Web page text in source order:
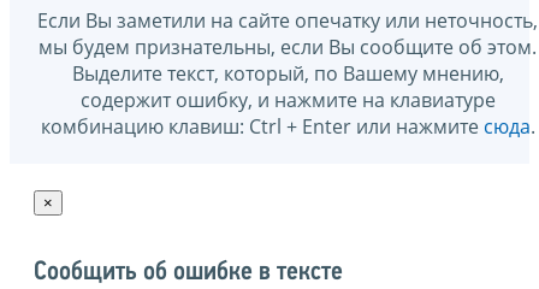
Если Вы заметили на сайте опечатку или неточность,
мы будем признательны, если Вы сообщите об этом.
Выделите текст, который, по Вашему мнению,
содержит ошибку, и нажмите на клавиатуре
комбинацию клавиш: Ctrl + Enter или нажмите сюда.
×
Сообщить об ошибке в тексте